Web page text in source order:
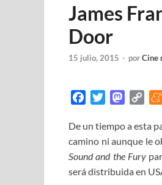
James
Door
15 julio, 2015 - porCine
c
e
b
o
i
t
t
e
M
s
t
o
d
p
y
L
i
De un tiempo a esta
camino ni aunque le
Sound and the Fury
será distribuida en